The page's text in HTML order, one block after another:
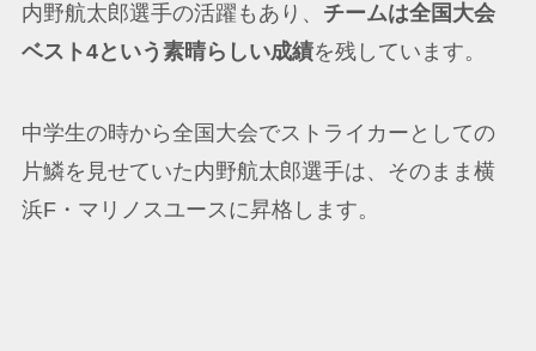
内野航太郎選手の活躍もあり、 チームは全国大会
ベスト4という素晴らしい成績を残しています。
中学生の時から全国大会でストライカーとしての
片鱗を見せていた内野航太郎選手は、そのまま横
浜F・マリノスユースに昇格します。